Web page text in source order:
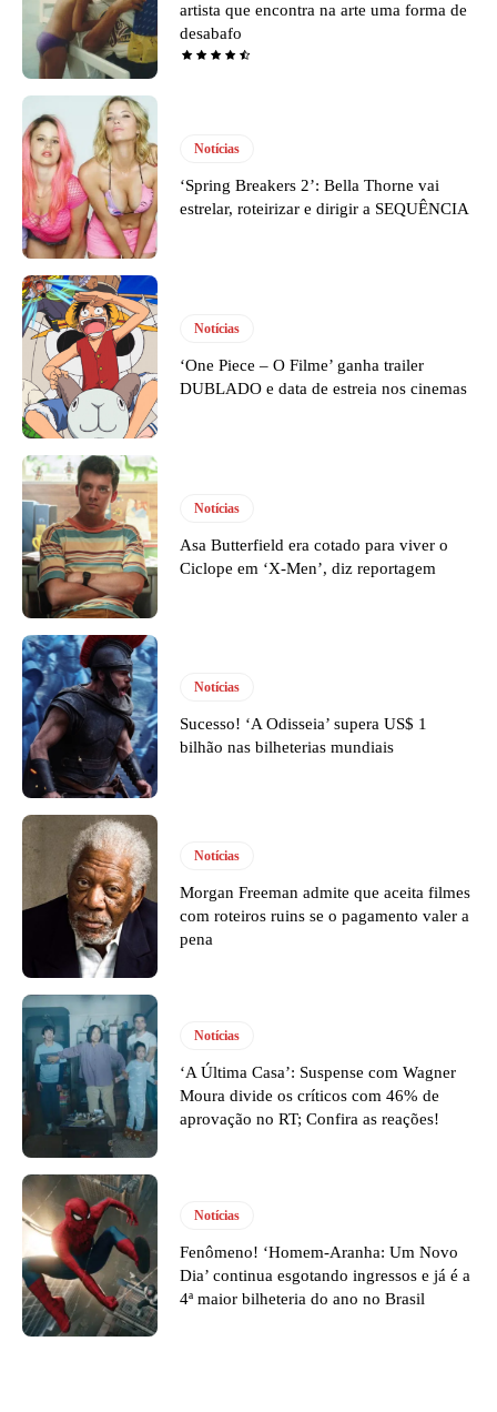
artista que encontra na arte uma forma de
desabafo
Notícias
‘Spring Breakers 2’: Bella Thorne vai
estrelar, roteirizar e dirigir a SEQUÊNCIA
Notícias
‘One Piece – O Filme’ ganha trailer
DUBLADO e data de estreia nos cinemas
Notícias
Asa Butterfield era cotado para viver o
Ciclope em ‘X-Men’, diz reportagem
Notícias
Sucesso! ‘A Odisseia’ supera US$ 1
bilhão nas bilheterias mundiais
Notícias
Morgan Freeman admite que aceita filmes
com roteiros ruins se o pagamento valer a
pena
Notícias
‘A Última Casa’: Suspense com Wagner
Moura divide os críticos com 46% de
aprovação no RT; Confira as reações!
Notícias
Fenômeno! ‘Homem-Aranha: Um Novo
Dia’ continua esgotando ingressos e já é a
4ª maior bilheteria do ano no Brasil